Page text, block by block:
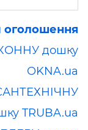
оголошення
дошку
OKNA.ua
TRUBA.ua